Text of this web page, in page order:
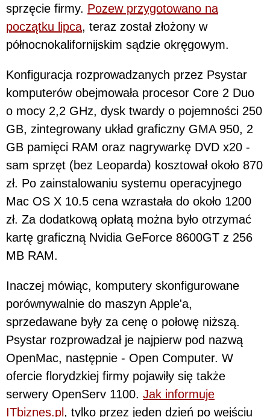
sprzęcie firmy. Pozew przygotowano na
początku lipca, teraz został złożony w
północnokalifornijskim sądzie okręgowym.
Konfiguracja rozprowadzanych przez Psystar
komputerów obejmowała procesor Core 2 Duo
o mocy 2,2 GHz, dysk twardy o pojemności 250
GB, zintegrowany układ graficzny GMA 950, 2
GB pamięci RAM oraz nagrywarkę DVD x20 -
sam sprzęt (bez Leoparda) kosztował około 870
zł. Po zainstalowaniu systemu operacyjnego
Mac OS X 10.5 cena wzrastała do około 1200
zł. Za dodatkową opłatą można było otrzymać
kartę graficzną Nvidia GeForce 8600GT z 256
MB RAM.
Inaczej mówiąc, komputery skonfigurowane
porównywalnie do maszyn Apple'a,
sprzedawane były za cenę o połowę niższą.
Psystar rozprowadzał je najpierw pod nazwą
OpenMac, następnie - Open Computer. W
ofercie florydzkiej firmy pojawiły się także
serwery OpenServ 1100. Jak informuje
ITbiznes.pl , tylko przez jeden dzień po wejściu